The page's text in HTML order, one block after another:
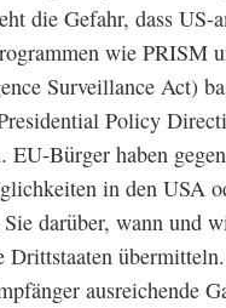
die Gefahr, dass
wie PRISM
Surveillance Act)
Policy
EU-Bürger haben
in den USA
darüber, wann und
Drittstaaten
ausreichende